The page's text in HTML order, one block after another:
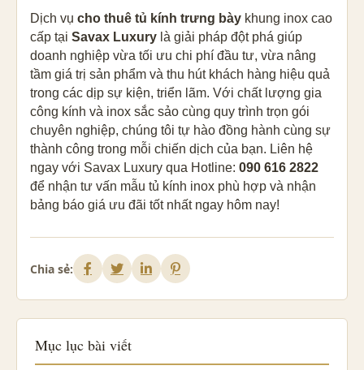
Dịch vụ cho thuê tủ kính trưng bày khung inox cao
cấp tại Savax Luxury là giải pháp đột phá giúp
doanh nghiệp vừa tối ưu chi phí đầu tư, vừa nâng
tầm giá trị sản phẩm và thu hút khách hàng hiệu quả
trong các dịp sự kiện, triển lãm. Với chất lượng gia
công kính và inox sắc sảo cùng quy trình trọn gói
chuyên nghiệp, chúng tôi tự hào đồng hành cùng sự
thành công trong mỗi chiến dịch của bạn. Liên hệ
ngay với Savax Luxury qua Hotline: 090 616 2822
để nhận tư vấn mẫu tủ kính inox phù hợp và nhận
bảng báo giá ưu đãi tốt nhất ngay hôm nay!
Chia sẻ:
Mục lục bài viết